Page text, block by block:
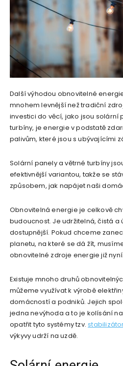
Další výhodou obnovitelné
mnohem levnější než tradiční
investici do věcí, jako jsou solární
turbíny, je energie v podstatě
palivům, které jsou s ubývajícími
Solární panely a větrné turbíny
efektivnější variantou, takže se
způsobem, jak napájet naši
Obnovitelná energie je celkově
budoucnost. Je udržitelná, čistá a
dostupnější. Pokud chceme
planetu, na které se dá žít,
obnovitelné zdroje energie již nyní.
Existuje mnoho druhů
můžeme využívat k výrobě
domácností a podniků. Jejich
jedna nevýhoda a to je kolísání
opatřit tyto systémy tzv.
výkyvy udrží na uzdě.